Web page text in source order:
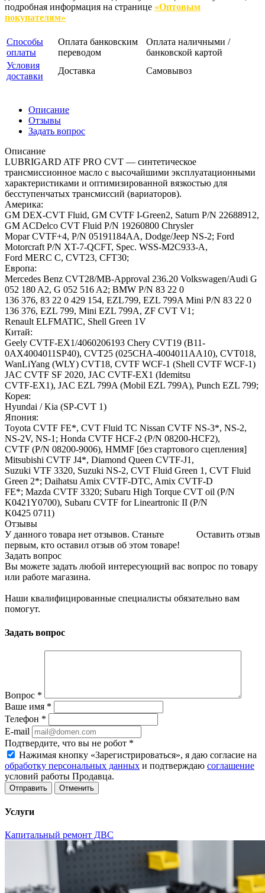
подробная информация на странице «Оптовым
покупателям»
Способы
оплаты
Оплата банковским
переводом
Оплата наличными /
банковской картой
Условия
доставки
Доставка Самовывоз
Описание
Отзывы
Задать вопрос
Описание
LUBRIGARD ATF PRO CVT — синтетическое
трансмиссионное масло с высочайшими эксплуатационными
характеристиками и оптимизированной вязкостью для
бесступенчатых трансмиссий (вариаторов).
Америка:
GM DEX-CVT Fluid, GM CVTF I-Green2, Saturn P/N 22688912,
GM ACDelco CVT Fluid P/N 19260800 Chrysler
Mopar CVTF+4, P/N 05191184AA, Dodge/Jeep NS-2; Ford
Motorcraft P/N XT-7-QCFT, Spec. WSS-M2C933-A,
Ford MERC C, CVT23, CFT30;
Европа:
Mercedes Benz CVT28/MB-Approval 236.20 Volkswagen/Audi G
052 180 A2, G 052 516 A2; BMW P/N 83 22 0
136 376, 83 22 0 429 154, EZL799, EZL 799A Mini P/N 83 22 0
136 376, EZL 799, Mini EZL 799A, ZF CVT V1;
Renault ELFMATIC, Shell Green 1V
Китай:
Geely CVTF-EX1/4060206193 Chery CVT19 (B11-
0AX4004011SP40), CVT25 (025CHA-4004011AA10), CVT018,
WanLiYang (WLY) CVT18, CVTF WCF-1 (Shell CVTF WCF-1)
JAC CVTF SF 2020, JAC CVTF-EX1 (Idemitsu
CVTF-EX1), JAC EZL 799A (Mobil EZL 799A), Punch EZL 799;
Корея:
Hyundai / Kia (SP-CVT 1)
Япония:
Toyota CVTF FE*, CVT Fluid TC Nissan CVTF NS-3*, NS-2,
NS-2V, NS-1; Honda CVTF HCF-2 (P/N 08200-HCF2),
CVTF (P/N 08200-9006), HMMF [без стартового сцепления]
Mitsubishi CVTF J4*, Diamond Queen CVTF-J1,
Suzuki VTF 3320, Suzuki NS-2, CVT Fluid Green 1, CVT Fluid
Green 2*; Daihatsu Amix CVTF-DTC, Amix CVTF-D
FE*; Mazda CVTF 3320; Subaru High Torque CVT oil (P/N
K0421Y0700), Subaru CVTF for Lineartronic II (P/N
K0425 0711)
Отзывы
Оставить отзыв
У данного товара нет отзывов. Станьте
первым, кто оставил отзыв об этом товаре!
Задать вопрос
Вы можете задать любой интересующий вас вопрос по товару
или работе магазина.
Наши квалифицированные специалисты обязательно вам
помогут.
Задать вопрос
Вопрос *
Ваше имя *
Телефон *
E-mail
Подтвердите, что вы не робот *
Нажимая кнопку «Зарегистрироваться», я даю согласие на
обработку персональных данных и подтверждаю соглашение
условий работы Продавца.
Отменить
Услуги
Капитальный ремонт ДВС